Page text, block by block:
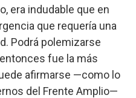
era indudable que en
que requería una
Podrá polemizarse
fue la más
afirmarse —como lo
del Frente Amplio—